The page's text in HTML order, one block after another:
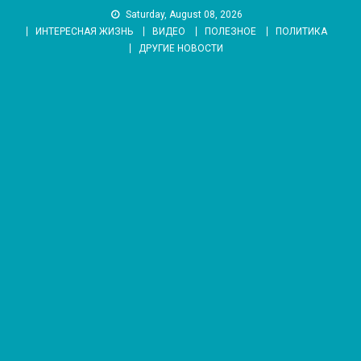
Saturday, August 08, 2026
ИНТЕРЕСНАЯ ЖИЗНЬ
ВИДЕО ПОЛЕЗНОЕ
ПОЛИТИКА
ДРУГИЕ НОВОСТИ